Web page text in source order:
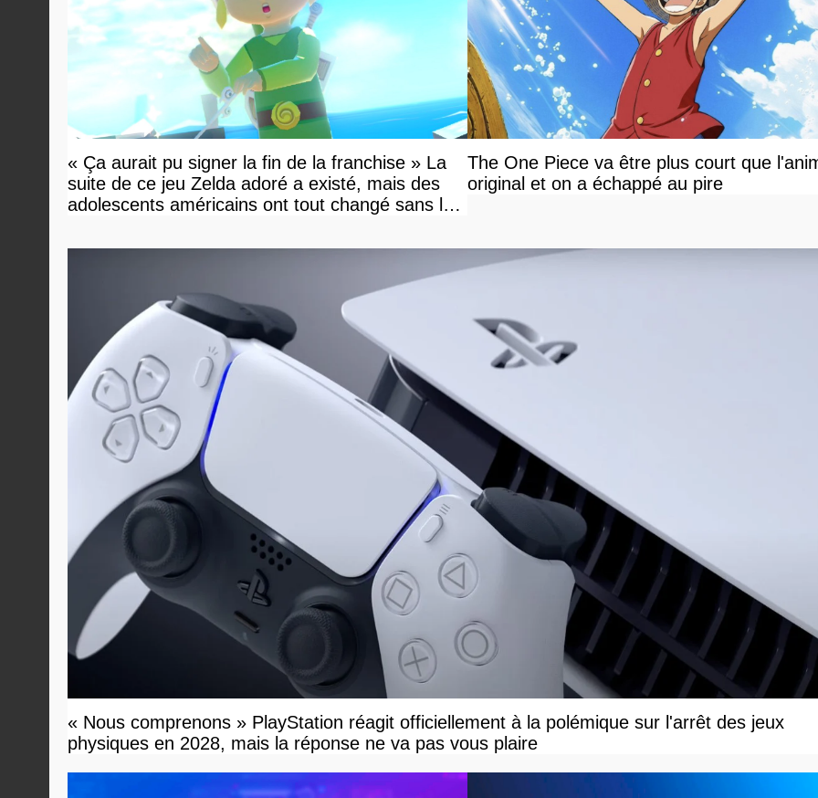
« Ça aurait pu signer la fin de la franchise » La
suite de ce jeu Zelda adoré a existé, mais des
adolescents américains ont tout changé sans le
The One Piece va être plus court que
original et on a échappé au pire
« Nous comprenons » PlayStation réagit officiellement à la polémique sur l'arrêt des jeux
physiques en 2028, mais la réponse ne va pas vous plaire